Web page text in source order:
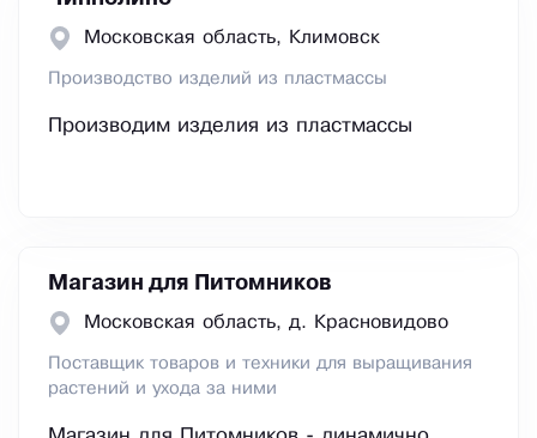
Московская область, Климовск
Производство изделий из пластмассы
Производим изделия из пластмассы
Магазин для Питомников
Московская область, д. Красновидово
Поставщик товаров и техники для выращивания
растений и ухода за ними